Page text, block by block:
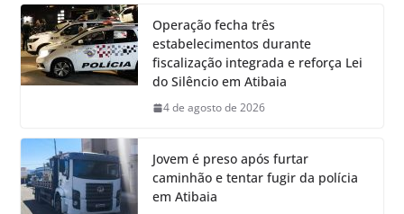
Operação fecha três
estabelecimentos durante
fiscalização integrada e reforça Lei
do Silêncio em Atibaia
4 de agosto de 2026
Jovem é preso após furtar
caminhão e tentar fugir da polícia
em Atibaia